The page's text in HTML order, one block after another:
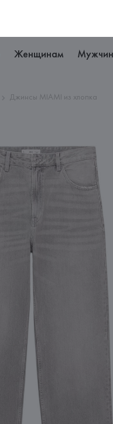
Женщинам
Джинсы MIAMI из хлопка